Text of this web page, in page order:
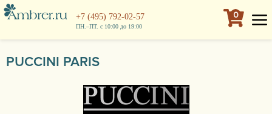
+7 (495) 792-02-57
ПН.–ПТ. с 10:00 до 19:00
0
PUCCINI PARIS